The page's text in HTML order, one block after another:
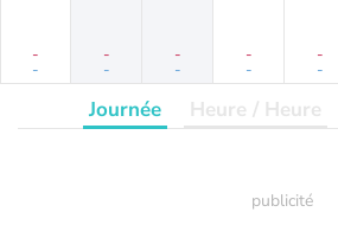
-
-
-
-
-
-
-
-
-
-
Journée Heure / Heure